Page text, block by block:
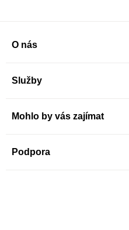
O nás
Služby
Mohlo by vás zajímat
Podpora